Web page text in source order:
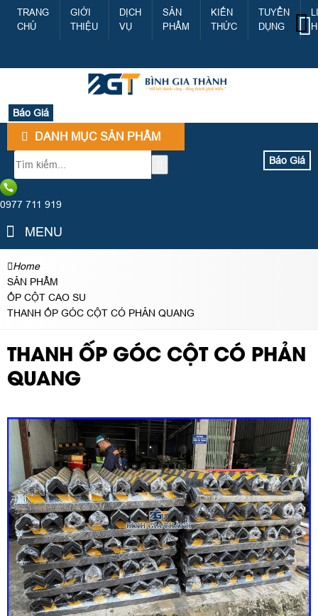
TRANG
CHỦ
GIỚI
THIỆU
DỊCH
VỤ
SẢN
PHẨM
KIẾN
THỨC
TUYỂN
DỤNG
Báo Giá
DANH MỤC SẢN PHẨM
Báo Giá
0977 711 919
MENU
Home
SẢN PHẨM
ỐP CỘT CAO SU
THANH ỐP GÓC CỘT CÓ PHẢN QUANG
THANH ỐP GÓC CỘT CÓ PHẢN
QUANG